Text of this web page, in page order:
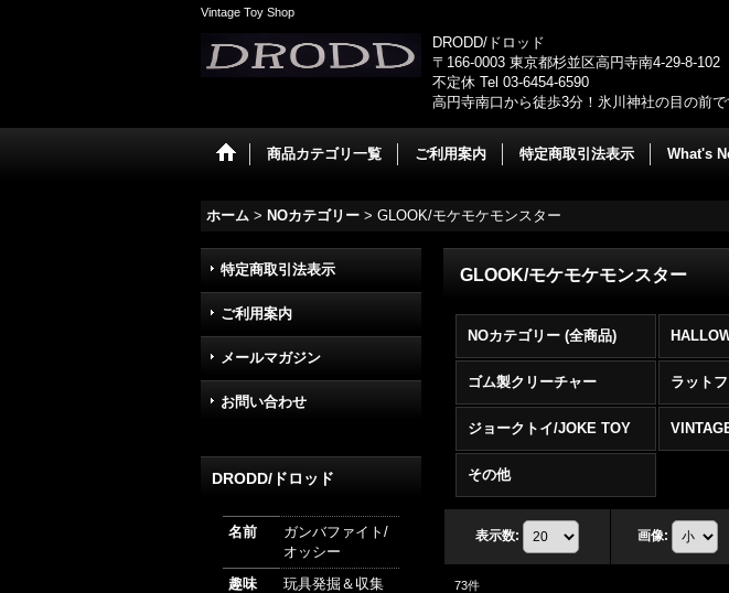
Vintage Toy Shop
DRODD/ドロッド
〒166-0003 東京都杉並区高円寺南4-29-8-102
不定休 Tel 03-6454-6590
高円寺南口から徒歩3分！氷川神社の目の前で
商品カテゴリ一覧 ご利用案内 特定商取引法表示 What's
ホーム > NOカテゴリー > GLOOK/モケモケモンスター
特定商取引法表示
ご利用案内
メールマガジン
お問い合わせ
DRODD/ドロッド
名前
ガンバファイト/
オッシー
趣味
玩具発掘＆収集
GLOOK/モケモケモンスター
NOカテゴリー (全商品)
ゴム製クリーチャー ラット
ジョークトイ/JOKE TOY
その他
表示数: 画像:
73件